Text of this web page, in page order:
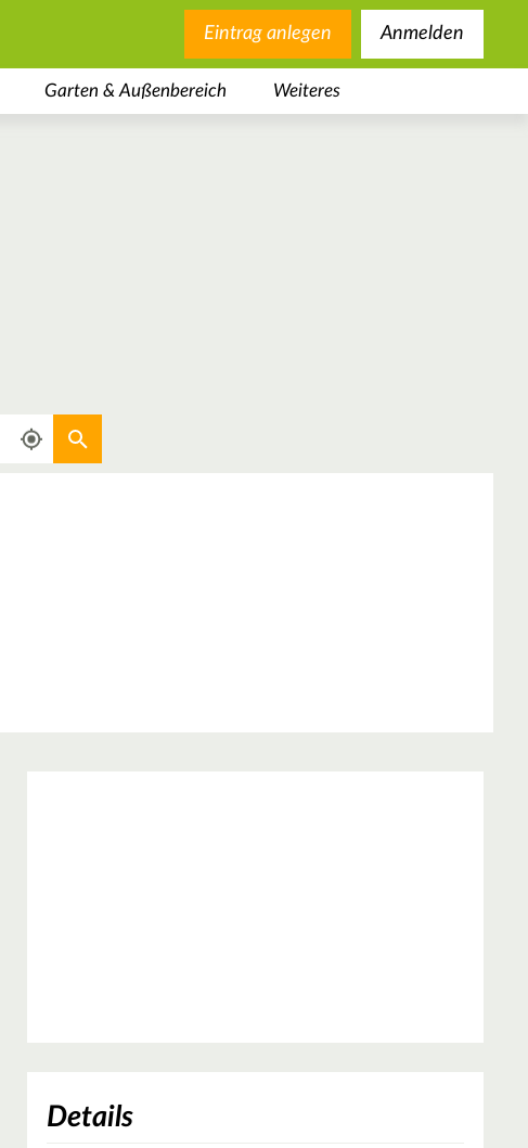
Eintrag anlegen Anmelden
Garten & Außenbereich Weiteres
Aktuellen Standort verwenden
Details